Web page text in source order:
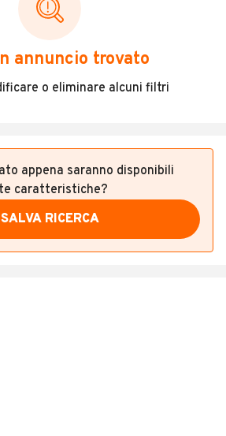
annuncio trovato
o eliminare alcuni filtri
appena saranno disponibili
caratteristiche?
SALVA RICERCA